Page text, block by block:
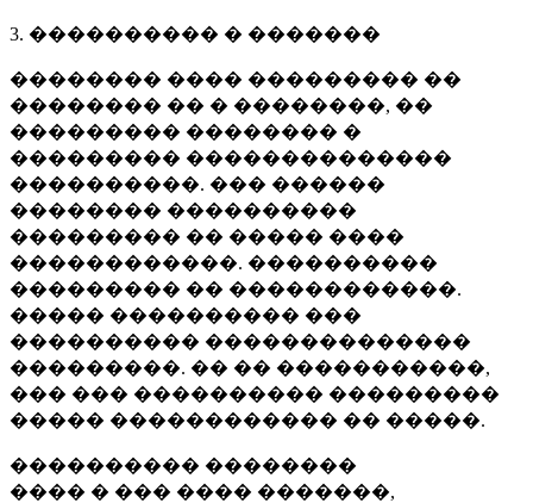
3. ���������� � �������
�������� ���� ��������� ��
�������� �� � ��������, ��
��������� �������� �
��������� ��������������
����������. ��� ������
�������� ����������
��������� �� ����� ����
������������. ����������
��������� �� ������������.
����� ���������� ���
���������� ��������������
���������. �� �� �����������,
��� ��� ���������� ���������
����� ������������ �� �����.
���������� ��������
���� � ��� ���� �������,